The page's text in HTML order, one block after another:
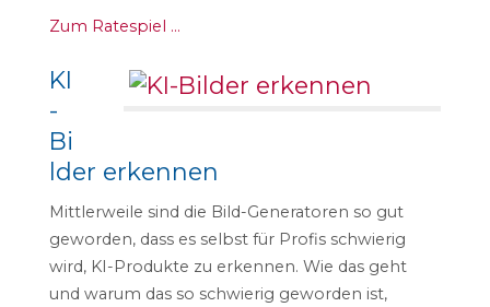
Zum Ratespiel …
KI
-
Bi
lder erkennen
Mittlerweile sind die Bild-Generatoren so gut
geworden, dass es selbst für Profis schwierig
wird, KI-Produkte zu erkennen. Wie das geht
und warum das so schwierig geworden ist,